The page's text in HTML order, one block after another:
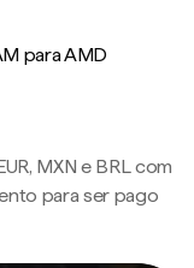
para AMD
MXN e BRL com
para ser pago